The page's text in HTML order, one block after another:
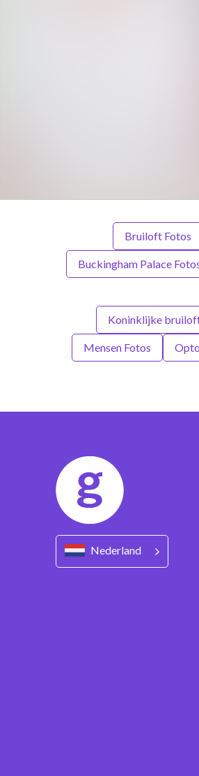
Bruiloft Fotos
Buckingham Palace
Koninklijke
Mensen Fotos
Nederland